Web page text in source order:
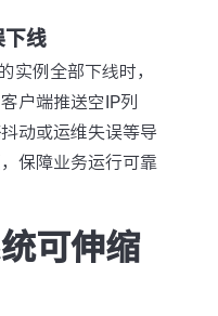
下线
实例全部下线时，
户端推送空IP列
动或运维失误等导
保障业务运行可靠
可伸缩